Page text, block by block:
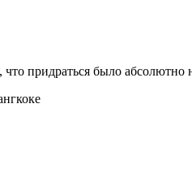
придраться было абсолютно